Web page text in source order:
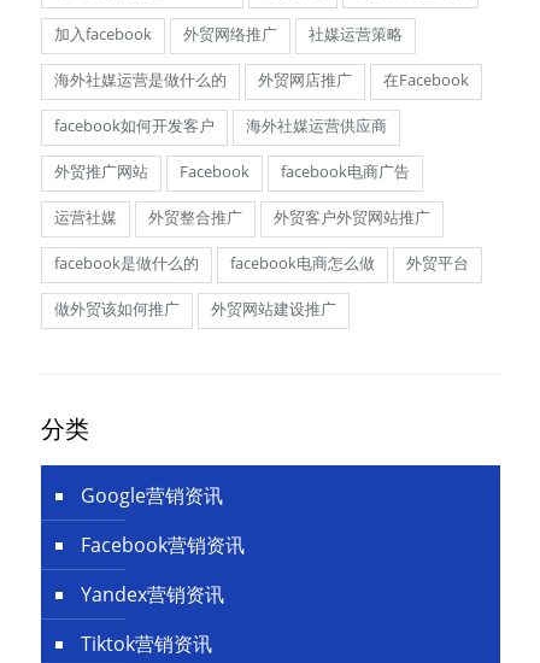
加入facebook 外贸网络推广 社媒运营策略
海外社媒运营是做什么的 外贸网店推广 在Facebook
facebook如何开发客户 海外社媒运营供应商
外贸推广网站 Facebook facebook电商广告
运营社媒 外贸整合推广 外贸客户外贸网站推广
facebook是做什么的 facebook电商怎么做 外贸平台
做外贸该如何推广 外贸网站建设推广
分类
Google营销资讯
Facebook营销资讯
Yandex营销资讯
Tiktok营销资讯